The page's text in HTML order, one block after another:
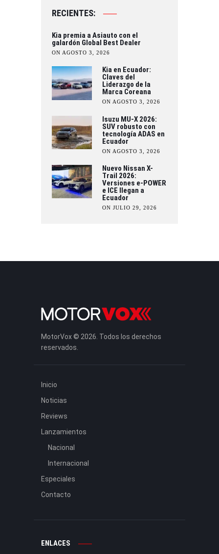
RECIENTES:
Kia premia a Asiauto con el
galardón Global Best Dealer
ON AGOSTO 3, 2026
Kia en Ecuador:
Claves del
Liderazgo de la
Marca Coreana
ON AGOSTO 3, 2026
Isuzu MU-X 2026:
SUV robusto con
tecnología ADAS en
Ecuador
ON AGOSTO 3, 2026
Nuevo Nissan X-
Trail 2026:
Versiones e-POWER
e ICE llegan a
Ecuador
ON JULIO 29, 2026
MotorVox © 2026. Todos los derechos
reservados.
Inicio
Noticias
Reviews
Lanzamientos
Nacional
Internacional
Especiales
Contacto
ENLACES